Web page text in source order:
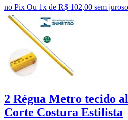
no Pix Ou 1x de R$ 102,00 sem juros
2 Régua Metro tecido
Corte Costura Estilista